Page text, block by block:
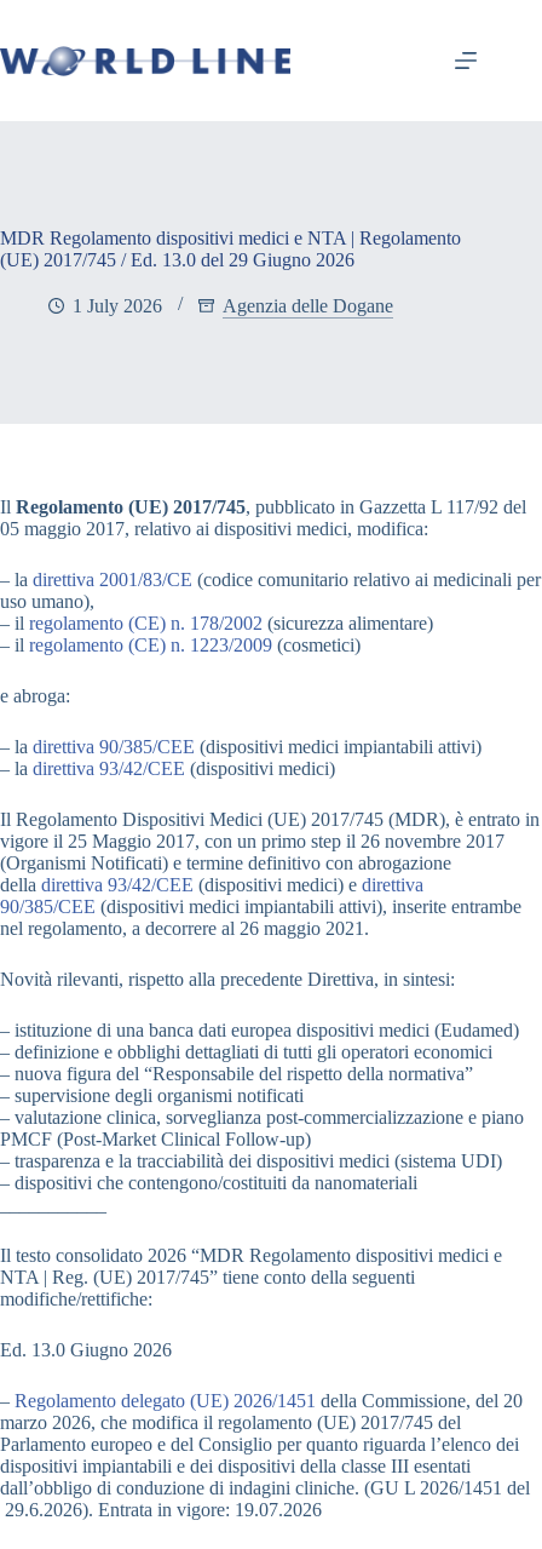
MDR Regolamento dispositivi medici e NTA | Regolamento
(UE) 2017/745 / Ed. 13.0 del 29 Giugno 2026
1 July 2026 Agenzia delle Dogane
Il Regolamento (UE) 2017/745, pubblicato in Gazzetta L 117/92 del
05 maggio 2017, relativo ai dispositivi medici, modifica:
– la direttiva 2001/83/CE (codice comunitario relativo ai medicinali per
uso umano),
– il regolamento (CE) n. 178/2002 (sicurezza alimentare)
– il regolamento (CE) n. 1223/2009 (cosmetici)
e abroga:
– la direttiva 90/385/CEE (dispositivi medici impiantabili attivi)
– la direttiva 93/42/CEE (dispositivi medici)
Il Regolamento Dispositivi Medici (UE) 2017/745 (MDR), è entrato in
vigore il 25 Maggio 2017, con un primo step il 26 novembre 2017
(Organismi Notificati) e termine definitivo con abrogazione
della direttiva 93/42/CEE (dispositivi medici) e direttiva
90/385/CEE (dispositivi medici impiantabili attivi), inserite entrambe
nel regolamento, a decorrere al 26 maggio 2021.
Novità rilevanti, rispetto alla precedente Direttiva, in sintesi:
– istituzione di una banca dati europea dispositivi medici (Eudamed)
– definizione e obblighi dettagliati di tutti gli operatori economici
– nuova figura del “Responsabile del rispetto della normativa”
– supervisione degli organismi notificati
– valutazione clinica, sorveglianza post-commercializzazione e piano
PMCF (Post-Market Clinical Follow-up)
– trasparenza e la tracciabilità dei dispositivi medici (sistema UDI)
– dispositivi che contengono/costituiti da nanomateriali
Il testo consolidato 2026 “MDR Regolamento dispositivi medici e
NTA | Reg. (UE) 2017/745” tiene conto della seguenti
modifiche/rettifiche:
Ed. 13.0 Giugno 2026
– Regolamento delegato (UE) 2026/1451 della Commissione, del 20
marzo 2026, che modifica il regolamento (UE) 2017/745 del
Parlamento europeo e del Consiglio per quanto riguarda l’elenco dei
dispositivi impiantabili e dei dispositivi della classe III esentati
dall’obbligo di conduzione di indagini cliniche. (GU L 2026/1451 del
29.6.2026). Entrata in vigore: 19.07.2026